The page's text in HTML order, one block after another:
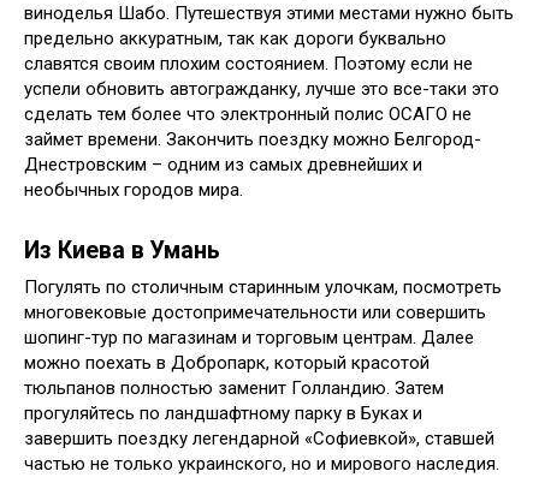
виноделья Шабо. Путешествуя этими местами нужно быть
предельно аккуратным, так как дороги буквально
славятся своим плохим состоянием. Поэтому если не
успели обновить автогражданку, лучше это все-таки это
сделать тем более что электронный полис ОСАГО не
займет времени. Закончить поездку можно Белгород-
Днестровским – одним из самых древнейших и
необычных городов мира.
Из Киева в Умань
Погулять по столичным старинным улочкам, посмотреть
многовековые достопримечательности или совершить
шопинг-тур по магазинам и торговым центрам. Далее
можно поехать в Добропарк, который красотой
тюльпанов полностью заменит Голландию. Затем
прогуляйтесь по ландшафтному парку в Буках и
завершить поездку легендарной «Софиевкой», ставшей
частью не только украинского, но и мирового наследия.